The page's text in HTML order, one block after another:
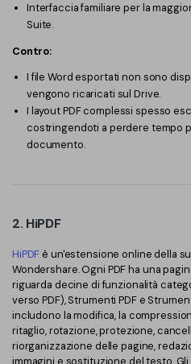
Interfaccia familiare per la
Suite.
Contro:
I file Word esportati non sono
vengono ricaricati sul Drive.
I layout PDF complessi spesso
costringendoti a perdere tempo
documento.
2. HiPDF
HiPDF è un'estensione online della
Wondershare. Ogni PDF ha una
riguarda decine di funzionalità
verso PDF), Strumenti PDF e
includono la modifica, la
ritaglio, rotazione, protezione,
riorganizzazione delle pagine,